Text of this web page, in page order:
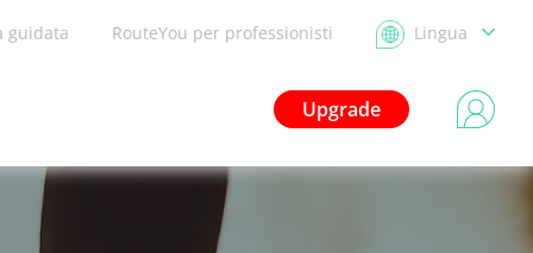
guidata RouteYou per professionisti Lingua
Upgrade